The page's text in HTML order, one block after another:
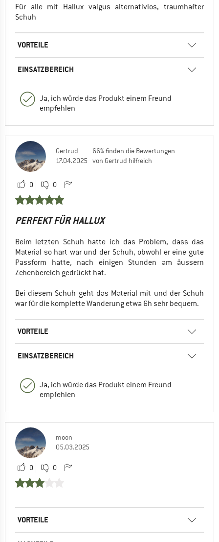
Für alle mit Hallux valgus alternativlos, traumhafter
Schuh
VORTEILE
EINSATZBEREICH
Ja, ich würde das Produkt einem Freund
empfehlen
Gertrud
17.04.2025
66% finden die Bewertungen
von Gertrud hilfreich
0 0
PERFEKT FÜR HALLUX
Beim letzten Schuh hatte ich das Problem, dass das
Material so hart war und der Schuh, obwohl er eine gute
Passform hatte, nach einigen Stunden am äussern
Zehenbereich gedrückt hat.
Bei diesem Schuh geht das Material mit und der Schuh
war für die komplette Wanderung etwa 6h sehr bequem.
VORTEILE
EINSATZBEREICH
Ja, ich würde das Produkt einem Freund
empfehlen
moon
05.03.2025
0 0
VORTEILE